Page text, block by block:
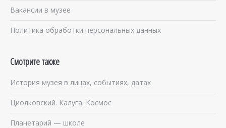
Вакансии в музее
Политика обработки персональных данных
Смотрите также
История музея в лицах, событиях, датах
Циолковский. Калуга. Космос
Планетарий — школе